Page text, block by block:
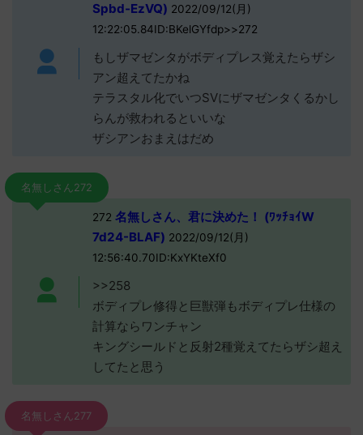
Spbd-EzVQ) 2022/09/12(月)
12:22:05.84ID:BKelGYfdp>>272
もしザマゼンタがボディプレス覚えたらザシ
アン超えてたかね
テラスタル化でいつSVにザマゼンタくるかし
らんが救われるといいな
ザシアンおまえはだめ
名無しさん272
272 名無しさん、君に決めた！ (ﾜｯﾁｮｲW
7d24-BLAF) 2022/09/12(月)
12:56:40.70ID:KxYKteXf0
>>258
ボディプレ修得と巨獣弾もボディプレ仕様の
計算ならワンチャン
キングシールドと反射2種覚えてたらザシ超え
してたと思う
名無しさん277